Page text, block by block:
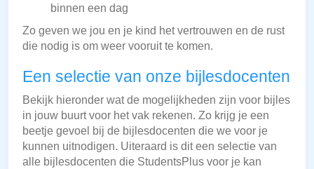
binnen een dag
Zo geven we jou en je kind het vertrouwen en de rust
die nodig is om weer vooruit te komen.
Een selectie van onze bijlesdocenten
Bekijk hieronder wat de mogelijkheden zijn voor bijles
in jouw buurt voor het vak rekenen. Zo krijg je een
beetje gevoel bij de bijlesdocenten die we voor je
kunnen uitnodigen. Uiteraard is dit een selectie van
alle bijlesdocenten die StudentsPlus voor je kan